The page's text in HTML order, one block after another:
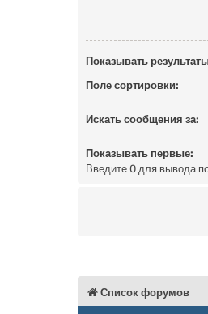
Показывать
Поле сортировки:
Искать сообщения за:
Показывать первые:
Введите 0 для вывода
Список форумов